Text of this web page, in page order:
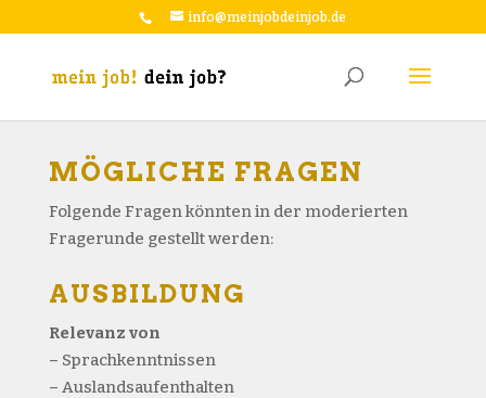
info@meinjobdeinjob.de
MÖGLICHE FRAGEN
Folgende Fragen könnten in der moderierten
Fragerunde gestellt werden:
AUSBILDUNG
Relevanz von
– Sprachkenntnissen
– Auslandsaufenthalten